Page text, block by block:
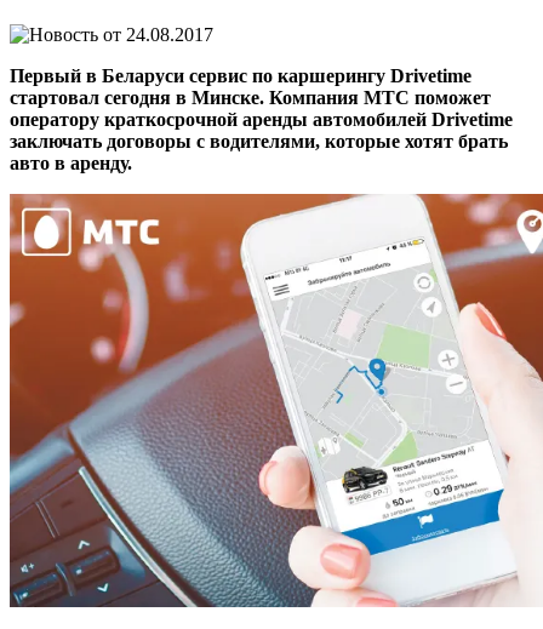
24.08.2017
Первый в Беларуси сервис по каршерингу Drivetime
стартовал сегодня в Минске. Компания МТС поможет
оператору краткосрочной аренды автомобилей Drivetime
заключать договоры с водителями, которые хотят брать
авто в аренду.